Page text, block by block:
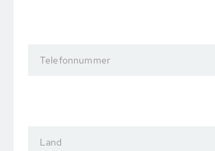
Telefonnummer
Land